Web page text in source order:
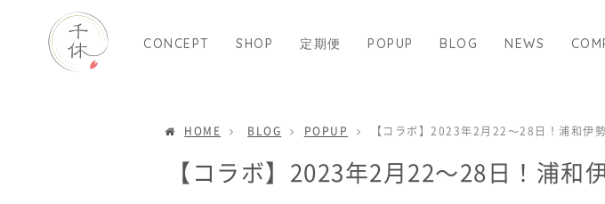
CONCEPT SHOP 定期便 POPUP BLOG NEWS
HOME BLOG POPUP 【コラボ】2023年2月22〜28日！浦和伊
【コラボ】2023年2月22〜28日！浦和